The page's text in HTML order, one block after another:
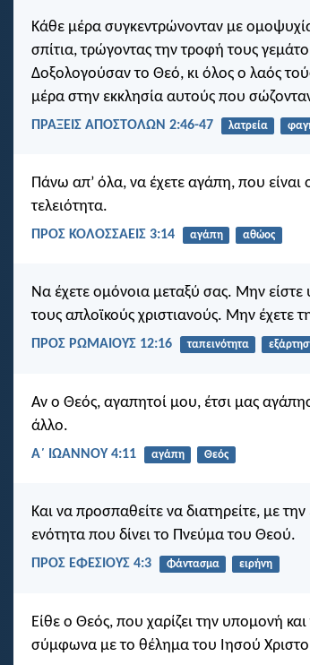
Κάθε μέρα συγκεντρώνονταν με
σπίτια, τρώγοντας την τροφή τους
Δοξολογούσαν το Θεό, κι όλος ο λαός
μέρα στην εκκλησία αυτούς που
ΠΡΑΞΕΙΣ ΑΠΟΣΤΟΛΩΝ 2:46-47 λατρεία
Πάνω απ’ όλα, να έχετε αγάπη, που είναι
τελειότητα.
ΠΡΟΣ ΚΟΛΟΣΣΑΕΙΣ 3:14 αγάπη αθώος
Να έχετε ομόνοια μεταξύ σας. Μην
τους απλοϊκούς χριστιανούς. Μην έχετε
ΠΡΟΣ ΡΩΜΑΙΟΥΣ 12:16 ταπεινότητα
Αν ο Θεός, αγαπητοί μου, έτσι μας
άλλο.
Α΄ ΙΩΑΝΝΟΥ 4:11 αγάπη Θεός
Και να προσπαθείτε να διατηρείτε, με
ενότητα που δίνει το Πνεύμα του Θεού.
ΠΡΟΣ ΕΦΕΣΙΟΥΣ 4:3 Φάντασμα ειρήνη
Είθε ο Θεός, που χαρίζει την υπομονή
σύμφωνα με το θέλημα του Ιησού